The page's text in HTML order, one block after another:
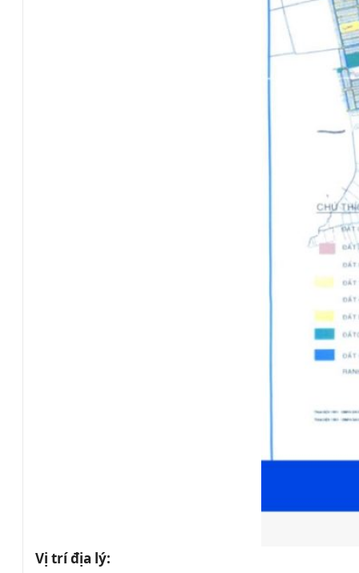
Vị trí địa lý: